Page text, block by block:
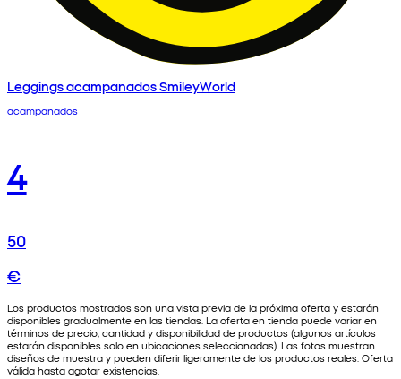
Leggings acampanados SmileyWorld
acampanados
4
50
€
Los productos mostrados son una vista previa de la próxima oferta y estarán
disponibles gradualmente en las tiendas. La oferta en tienda puede variar en
términos de precio, cantidad y disponibilidad de productos (algunos artículos
estarán disponibles solo en ubicaciones seleccionadas). Las fotos muestran
diseños de muestra y pueden diferir ligeramente de los productos reales. Oferta
válida hasta agotar existencias.